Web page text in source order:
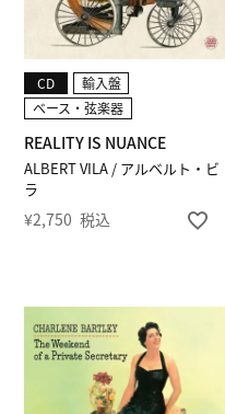
ALBERT VILA / アルベルト・ビ
ラ
REALITY IS NUANCE
CD
輸入盤
ベース・弦楽器
¥2,750 税込